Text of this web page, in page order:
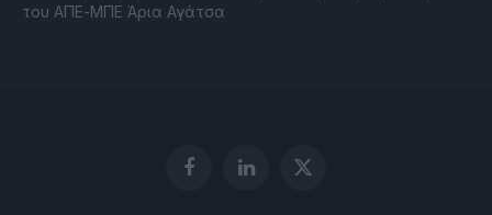
του ΑΠΕ-ΜΠΕ Άρια Αγάτσα
FacebookLinkedInX